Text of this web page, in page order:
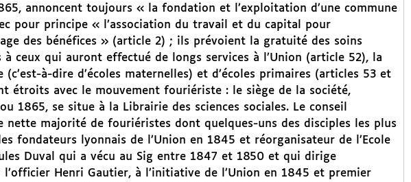
annoncent toujours « la fondation et l’exploitation d’une commune
pour principe « l’association du travail et du capital pour
des bénéfices » (article 2) ; ils prévoient la gratuité des soins
ceux qui auront effectué de longs services à l’Union (article 52), la
(c’est-à-dire d’écoles maternelles) et d’écoles primaires (articles 53 et
étroits avec le mouvement fouriériste : le siège de la société,
1865, se situe à la Librairie des sciences sociales. Le conseil
nette majorité de fouriéristes dont quelques-uns des disciples les plus
fondateurs lyonnais de l’Union en 1845 et réorganisateur de l’Ecole
Duval qui a vécu au Sig entre 1847 et 1850 et qui dirige
l’officier Henri Gautier, à l’initiative de l’Union en 1845 et premier